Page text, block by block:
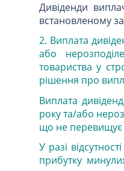
Дивіденди
встановленому
2. Виплата
або
товариства у
рішення про
Виплата
року та/або
що не перевищує
У разі
прибутку